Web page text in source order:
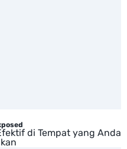
di Tempat yang Anda